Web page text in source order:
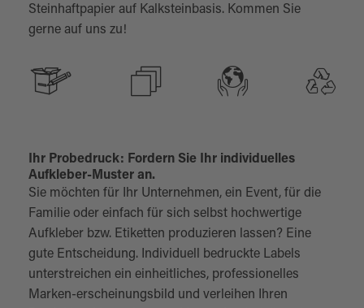
Steinhaftpapier auf Kalksteinbasis. Kommen Sie
gerne auf uns zu!
Ihr Probedruck: Fordern Sie Ihr individuelles
Aufkleber-Muster an.
Sie möchten für Ihr Unternehmen, ein Event, für die
Familie oder einfach für sich selbst hochwertige
Aufkleber bzw. Etiketten produzieren lassen? Eine
gute Entscheidung. Individuell bedruckte Labels
unterstreichen ein einheitliches, professionelles
Marken-erscheinungsbild und verleihen Ihren